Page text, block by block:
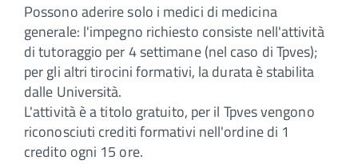
Possono aderire solo i medici di medicina
generale: l'impegno richiesto consiste nell'attività
di tutoraggio per 4 settimane (nel caso di Tpves);
per gli altri tirocini formativi, la durata è stabilita
dalle Università.
L'attività è a titolo gratuito, per il Tpves vengono
riconosciuti crediti formativi nell'ordine di 1
credito ogni 15 ore.